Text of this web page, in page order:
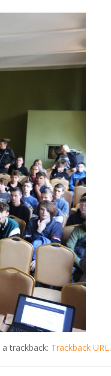
trackback: Trackback URL.